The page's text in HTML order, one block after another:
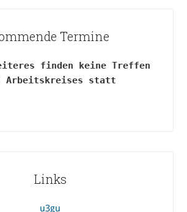
Termine
finden keine Treffen
Arbeitskreises statt
Links
u3gu